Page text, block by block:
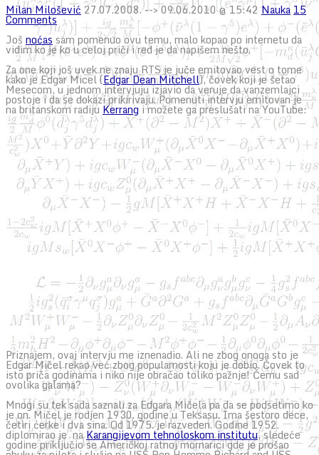
Milan Milošević 27.07.2008. --> 09.06.2010 @ 15:42 Nauka 15
Comments
Još noćas sam pomenuo ovu temu, malo kopao po internetu da
vidim ko je ko u celoj priči i red je da napišem nešto.
Za one koji još uvek ne znaju RTS je juče emitovao vest o tome
kako je Edgar Micel (Edgar Dean Mitchell), čovek koji je šetao
Mesecom, u jednom intervjuju izjavio da veruje da vanzemlajci
postoje i da se dokazi prikirivaju. Pomenuti intervju emitovan je
na britanskom radiju Kerrangi možete ga preslušati na YouTube:
Priznajem, ovaj intervju me iznenadio. Ali ne zbog onoga sto je
Edgar Mičel rekao već zbog popularnosti koju je dobio. Čovek to
isto priča godinama i niko nije obraćao toliko pažnje! Čemu sad
ovolika galama?
Mnogi su tek sada saznali za Edgara Mičela pa da se podsetimo ko
je on. Mičel je rodjen 1930. godine u Teksasu. Ima šestoro dece,
četiri ćerke i dva sina. Od 1975. je razveden. Godine 1952.
diplomirao je naKarangijevom tehnoloskom institutu, sledeće
godine priključio se Američkoj ratnoj mornarici gde je prošao